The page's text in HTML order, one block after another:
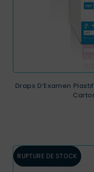
Draps D’Examen
RUPTURE DE STOCK